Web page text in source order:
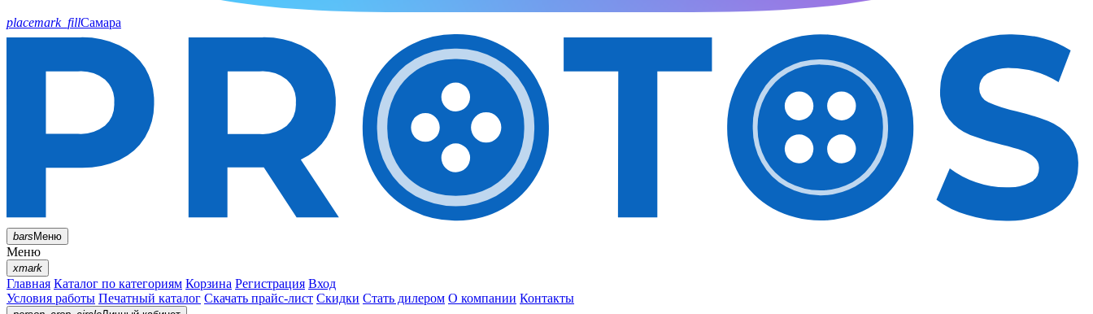
placemark_fillСамара
barsМеню
Меню
xmark
Главная Каталог по категориям Корзина Регистрация Вход
Условия работы Печатный каталог Скачать прайс-лист Скидки Стать дилером О компании Контакты